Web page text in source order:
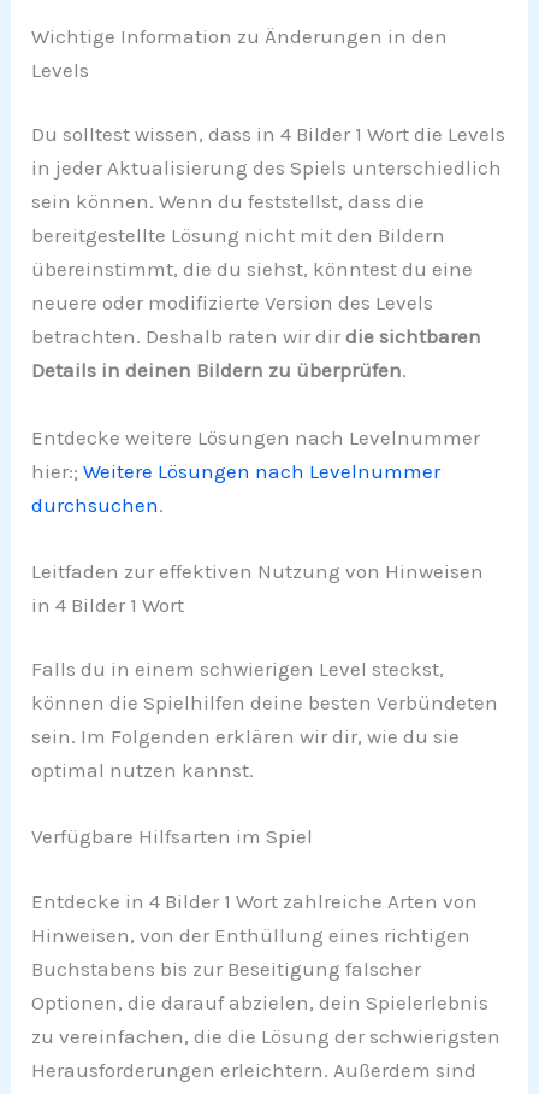
Wichtige Information zu Änderungen in den
Levels
Du solltest wissen, dass in 4 Bilder 1 Wort die Levels
in jeder Aktualisierung des Spiels unterschiedlich
sein können. Wenn du feststellst, dass die
bereitgestellte Lösung nicht mit den Bildern
übereinstimmt, die du siehst, könntest du eine
neuere oder modifizierte Version des Levels
betrachten. Deshalb raten wir dirdie sichtbaren
Details in deinen Bildern zu überprüfen.
Entdecke weitere Lösungen nach Levelnummer
hier:;Weitere Lösungen nach Levelnummer
durchsuchen.
Leitfaden zur effektiven Nutzung von Hinweisen
in 4 Bilder 1 Wort
Falls du in einem schwierigen Level steckst,
können die Spielhilfen deine besten Verbündeten
sein. Im Folgenden erklären wir dir, wie du sie
optimal nutzen kannst.
Verfügbare Hilfsarten im Spiel
Entdecke in 4 Bilder 1 Wort zahlreiche Arten von
Hinweisen, von der Enthüllung eines richtigen
Buchstabens bis zur Beseitigung falscher
Optionen, die darauf abzielen, dein Spielerlebnis
zu vereinfachen, die die Lösung der schwierigsten
Herausforderungen erleichtern. Außerdem sind